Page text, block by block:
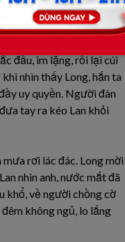
đầu, im lặng, rồi lại cúi
nhìn thấy Long, hắn ta
uy quyền. Người đàn
tay ra kéo Lan khỏi
rơi lác đác. Long mời
nhìn anh, nước mắt đã
khổ, về người chồng cờ
không ngủ, lo lắng